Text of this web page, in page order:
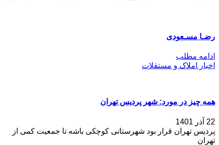
رضـا مسـعودی
ادامه مطلب
اخبار املاک و مستقلات
همه چیز در مورد: شهر پردیس تهران
22 آذر 1401
پردیس تهران قرار بود شهرستانی کوچکی باشه تا جمعیت کمی از
تهران